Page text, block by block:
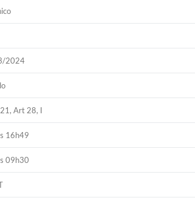
2024
Art 28, I
16h49
09h30